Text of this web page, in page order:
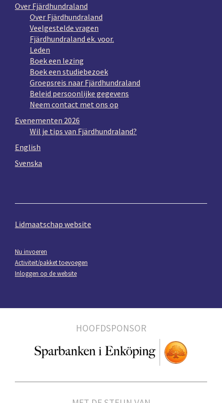
Over Fjärdhundraland
Over Fjärdhundraland
Veelgestelde vragen
Fjärdhundraland ek. voor.
Leden
Boek een lezing
Boek een studiebezoek
Groepsreis naar Fjärdhundraland
Beleid persoonlijke gegevens
Neem contact met ons op
Evenementen 2026
Wil je tips van Fjärdhundraland?
English
Svenska
Lidmaatschap website
Nu invoeren
Activiteit/pakket toevoegen
Inloggen op de website
HOOFDSPONSOR